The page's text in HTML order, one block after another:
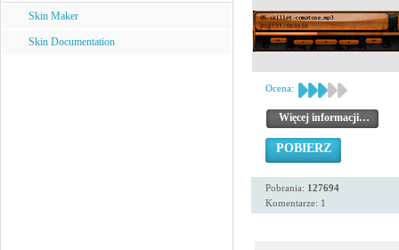
Skin Maker
Skin Documentation
Ocena:
Więcej informacji…
POBIERZ
Pobrania: 127694
Komentarze: 1